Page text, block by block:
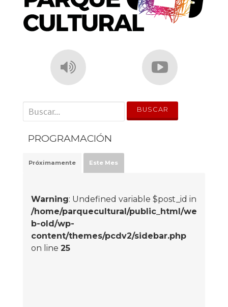
' . __('Search for:') . '
PROGRAMACIÓN
Próximamente Este Mes
Warning: Undefined variable $post_id in
/home/parquecultural/public_html/we
b-old/wp-
content/themes/pcdv2/sidebar.php
on line 25